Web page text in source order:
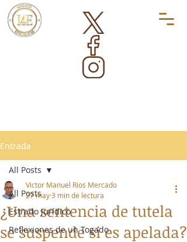
Entrada
All Posts
Estrado Jurídico
Reflexiones de un Togado
All Posts
¿Una sentencia de tutela
se suspende si es apelada?
Victor Manuel Rios Mercado
27 may3 min de lectura